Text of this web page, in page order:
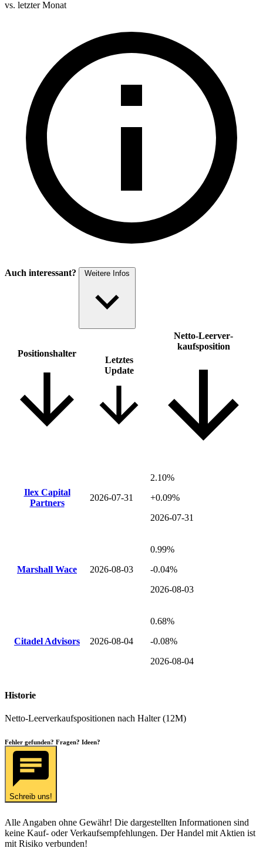
vs. letzter Monat
Auch interessant?
Positions­halter
Letztes
Update
Netto-Leer­ver­
kaufsposition
Ilex Capital
Partners
2026-07-31
2.10%
+0.09%
2026-07-31
Marshall Wace 2026-08-03
0.99%
-0.04%
2026-08-03
Citadel Advisors 2026-08-04
0.68%
-0.08%
2026-08-04
Historie
Netto-Leerverkaufspositionen nach Halter (12M)
Fehler gefunden? Fragen? Ideen?
Schreib uns!
Alle Angaben ohne Gewähr! Die dargestellten Informationen sind
keine Kauf- oder Verkaufsempfehlungen. Der Handel mit Aktien ist
mit Risiko verbunden!